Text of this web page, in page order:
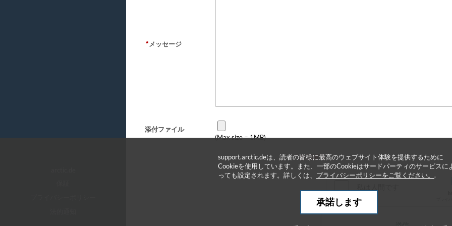
*メッセージ
添付ファイル
(Max size = 1MB)
* 必須項目
support.arctic.deは、読者の皆様に最高のウェブサイト体験を提供するために
Cookieを使用しています。また、一部のCookieはサードパーティのサービスに
っても設定されます。詳しくは、 プライバシーポリシーをご覧ください。 .
承諾します